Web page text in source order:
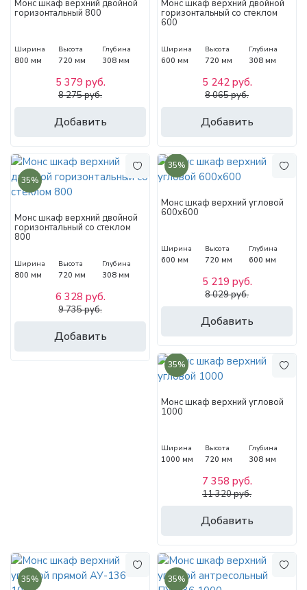
Монс шкаф верхний двойной
горизонтальный 800
Ширина
800 мм
Высота
720 мм
Глубина
308 мм
Добавить
5 379 руб.
8 275 руб.
Монс шкаф верхний двойной
горизонтальный со стеклом
600
Ширина
600 мм
Высота
720 мм
Глубина
308 мм
Добавить
5 242 руб.
8 065 руб.
35%
Монс шкаф верхний двойной
горизонтальный со стеклом
800
Ширина
800 мм
Высота
720 мм
Глубина
308 мм
Добавить
6 328 руб.
9 735 руб.
35%
Монс шкаф верхний угловой
600х600
Ширина
600 мм
Высота
720 мм
Глубина
600 мм
Добавить
5 219 руб.
8 029 руб.
35%
Монс шкаф верхний угловой
1000
Ширина
1000 мм
Высота
720 мм
Глубина
308 мм
Добавить
7 358 руб.
11 320 руб.
35% 35%